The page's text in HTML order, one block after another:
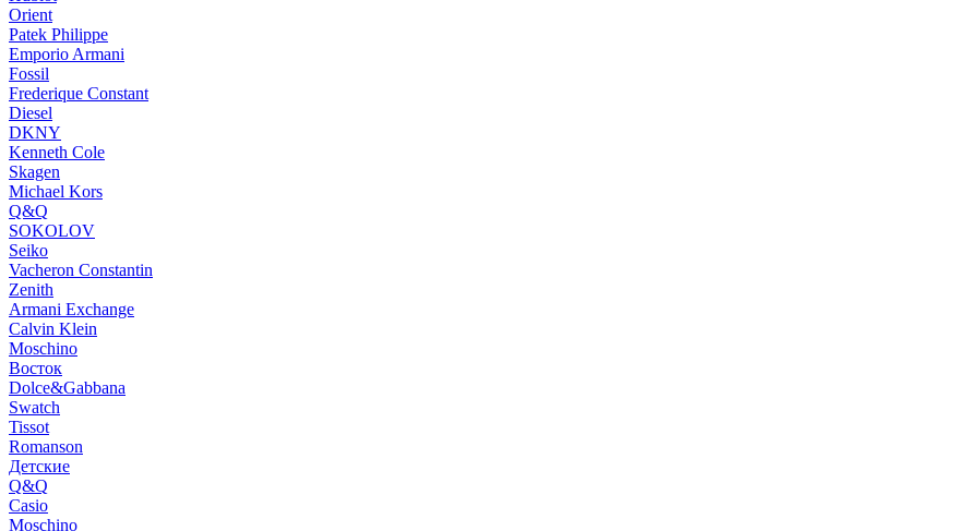
Orient
Patek Philippe
Emporio Armani
Fossil
Frederique Constant
Diesel
DKNY
Kenneth Cole
Skagen
Michael Kors
Q&Q
SOKOLOV
Seiko
Vacheron Constantin
Zenith
Armani Exchange
Calvin Klein
Moschino
Восток
Dolce&Gabbana
Swatch
Tissot
Romanson
Детские
Q&Q
Casio
Moschino